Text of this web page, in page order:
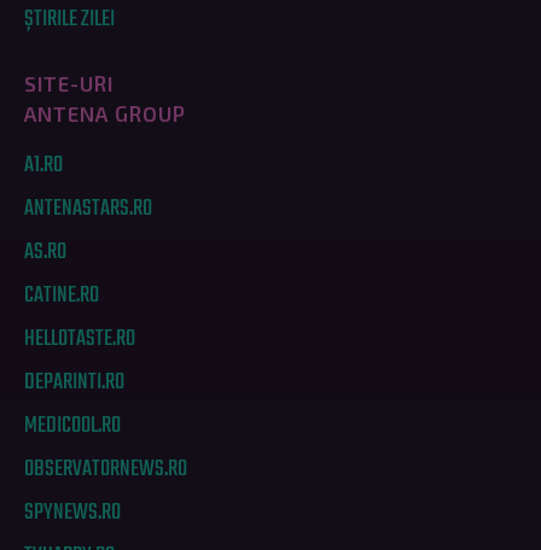
ȘTIRILE ZILEI
SITE-URI
ANTENA GROUP
A1.RO
ANTENASTARS.RO
AS.RO
CATINE.RO
HELLOTASTE.RO
DEPARINTI.RO
MEDICOOL.RO
OBSERVATORNEWS.RO
SPYNEWS.RO